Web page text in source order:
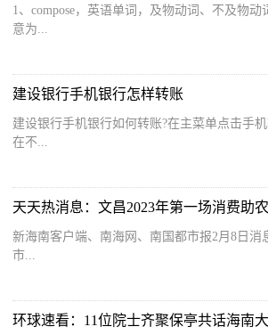
1、compose，英语单词，及物动词、不及物
意为...
建设银行手机银行怎样转账
建设银行手机银行如何转账?在主菜单点击手
在不...
新海南客户端、南海网、南国都市报2月8日消
市...
环球速看：11位院士齐聚保亭共话海南